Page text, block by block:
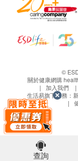
查詢
©
關於健康網購
加入我們
生活易旗下業務：